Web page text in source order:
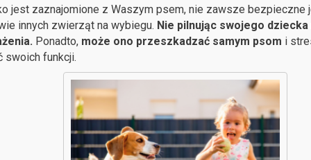
jest zaznajomione z Waszym psem, nie zawsze bezpieczne
innych zwierząt na wybiegu. Nie pilnując swojego
Ponadto, może ono przeszkadzać samym psom i
swoich funkcji.